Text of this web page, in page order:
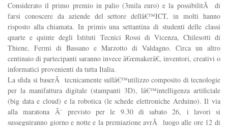
Considerato il primo premio in palio (3mila euro) e la possibilitÃ di
farsi conoscere da aziende del settore dellâ€™ICT, in molti hanno
risposto alla chiamata. In primis una settantina di studenti delle classi
quarte e quinte degli Istituti Tecnici Rossi di Vicenza, Chilesotti di
Thiene, Fermi di Bassano e Marzotto di Valdagno. Circa un altro
centinaio di partecipanti saranno invece â€œmakerâ€, inventori, creativi o
informatici provenienti da tutta Italia.
La sfida si baserÃ tecnicamente sullâ€™utilizzo composito di tecnologie
per la manifattura digitale (stampanti 3D), lâ€™intelligenza artificiale
(big data e cloud) e la robotica (le schede elettroniche Arduino). Il via
alla maratona Ã¨ previsto per le 9.30 di sabato 26, i lavori si
susseguiranno giorno e notte e la premiazione avrÃ luogo alle ore 12 di